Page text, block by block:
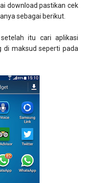
download pastikan cek
sebagai berikut.
itu cari aplikasi
di maksud seperti pada